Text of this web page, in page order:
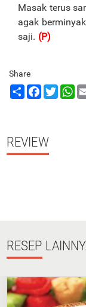
Masak terus
agak
saji. (P)
Share
ShareFacebook
Twitter
REVIEW
RESEP